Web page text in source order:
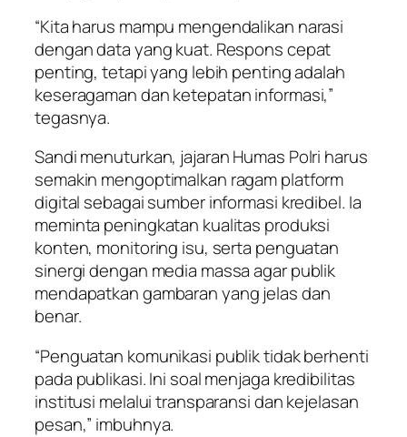
“Kita harus mampu mengendalikan narasi
dengan data yang kuat. Respons cepat
penting, tetapi yang lebih penting adalah
keseragaman dan ketepatan informasi,”
tegasnya.
Sandi menuturkan, jajaran Humas Polri harus
semakin mengoptimalkan ragam platform
digital sebagai sumber informasi kredibel. Ia
meminta peningkatan kualitas produksi
konten, monitoring isu, serta penguatan
sinergi dengan media massa agar publik
mendapatkan gambaran yang jelas dan
benar.
“Penguatan komunikasi publik tidak berhenti
pada publikasi. Ini soal menjaga kredibilitas
institusi melalui transparansi dan kejelasan
pesan,” imbuhnya.